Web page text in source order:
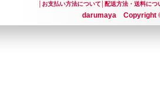
お支払い方法について│ 配送方法・送料につ
darumaya Copyright